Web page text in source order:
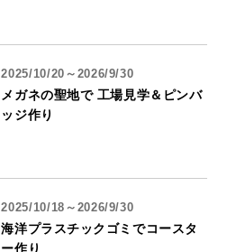
2025/10/20～2026/9/30
メガネの聖地で 工場見学＆ピンバ
ッジ作り
2025/10/18～2026/9/30
海洋プラスチックゴミでコースタ
ー作り